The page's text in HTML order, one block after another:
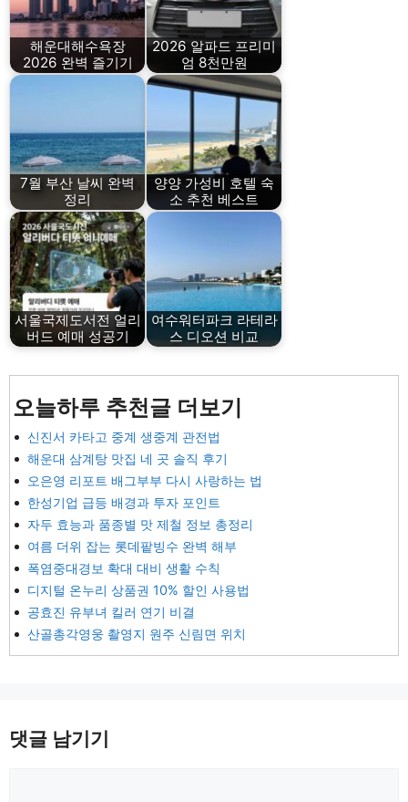
해운대해수욕장
2026 완벽 즐기기
2026 알파드 프리미
엄 8천만원
7월 부산 날씨 완벽
정리
양양 가성비 호텔 숙
소 추천 베스트
서울국제도서전 얼리
버드 예매 성공기
여수워터파크 라테라
스 디오션 비교
오늘하루 추천글 더보기
신진서 카타고 중계 생중계 관전법
해운대 삼계탕 맛집 네 곳 솔직 후기
오은영 리포트 배그부부 다시 사랑하는 법
한성기업 급등 배경과 투자 포인트
자두 효능과 품종별 맛 제철 정보 총정리
여름 더위 잡는 롯데팥빙수 완벽 해부
폭염중대경보 확대 대비 생활 수칙
디지털 온누리 상품권 10% 할인 사용법
공효진 유부녀 킬러 연기 비결
산골총각영웅 촬영지 원주 신림면 위치
댓글 남기기